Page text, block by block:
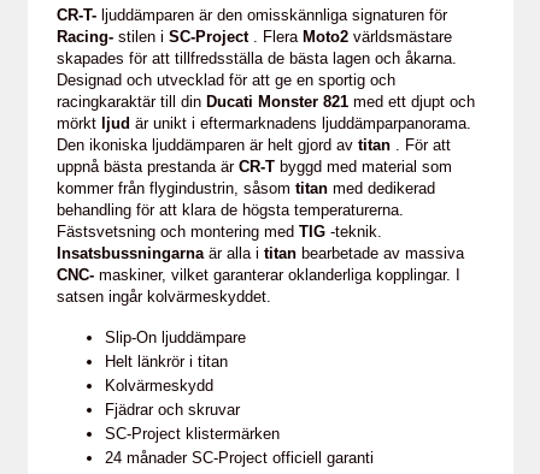
CR-T-ljuddämparen är den omisskännliga signaturen för
Racing-stilen i SC-Project. Flera Moto2världsmästare
skapades för att tillfredsställa de bästa lagen och åkarna.
Designad och utvecklad för att ge en sportig och
racingkaraktär till din Ducati Monster 821med ett djupt och
mörkt ljud är unikt i eftermarknadens ljuddämparpanorama.
Den ikoniska ljuddämparen är helt gjord av titan. För att
uppnå bästa prestanda är CR-Tbyggd med material som
kommer från flygindustrin, såsom titanmed dedikerad
behandling för att klara de högsta temperaturerna.
Fästsvetsning och montering med TIG-teknik.
Insatsbussningarnaär alla i titanbearbetade av massiva
CNC-maskiner, vilket garanterar oklanderliga kopplingar. I
satsen ingår kolvärmeskyddet.
Slip-On ljuddämpare
Helt länkrör i titan
Kolvärmeskydd
Fjädrar och skruvar
SC-Project klistermärken
24 månader SC-Project officiell garanti